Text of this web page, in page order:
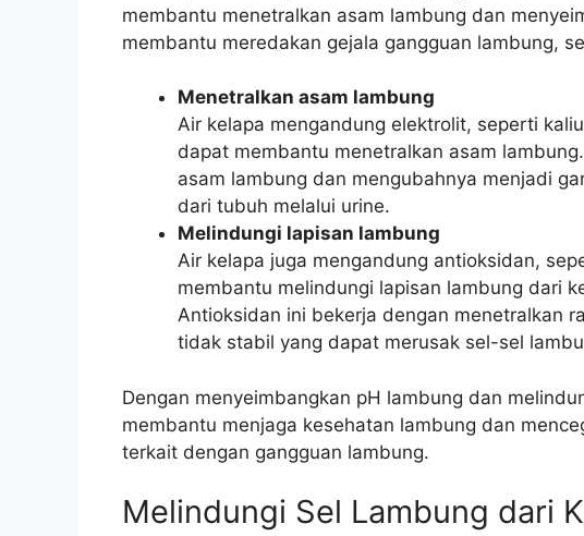
membantu menetralkan asam lambung dan
membantu meredakan gejala gangguan lambung,
Menetralkan asam lambung
Air kelapa mengandung elektrolit, seperti
dapat membantu menetralkan asam
asam lambung dan mengubahnya menjadi
dari tubuh melalui urine.
Melindungi lapisan lambung
Air kelapa juga mengandung antioksidan,
membantu melindungi lapisan lambung dari
Antioksidan ini bekerja dengan menetralkan
tidak stabil yang dapat merusak sel-sel
Dengan menyeimbangkan pH lambung dan
membantu menjaga kesehatan lambung dan
terkait dengan gangguan lambung.
Melindungi Sel Lambung dari